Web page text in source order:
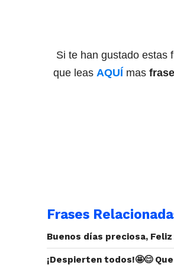
Si te han gustado estas
que leas AQUÍ mas
Frases
Buenos días preciosa,
¡Despierten todos!🤩😊